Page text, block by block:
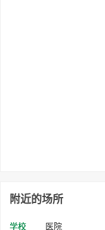
附近的场所
学校 医院